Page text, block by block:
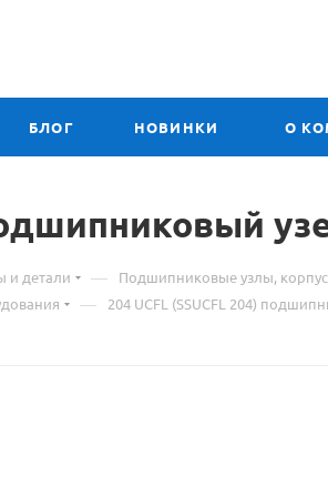
БЛОГ НОВИНКИ О
и детали — Подшипниковые узлы,
— 204 UCFL (SSUCFL 204)